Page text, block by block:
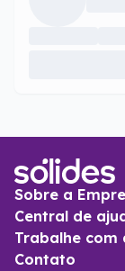
Sobre a
Central de
Trabalhe com
Contato